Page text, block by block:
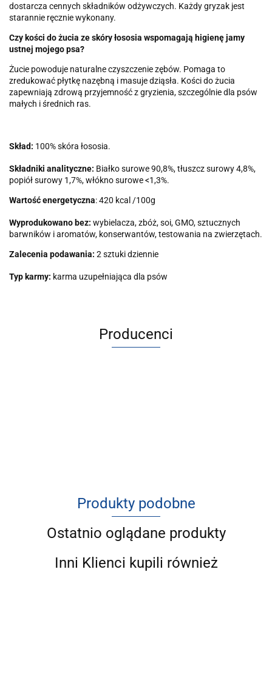
dostarcza cennych składników odżywczych. Każdy gryzak jest
starannie ręcznie wykonany.
Czy kości do żucia ze skóry łososia wspomagają higienę jamy
ustnej mojego psa?
Żucie powoduje naturalne czyszczenie zębów. Pomaga to
zredukować płytkę nazębną i masuje dziąsła. Kości do żucia
zapewniają zdrową przyjemność z gryzienia, szczególnie dla psów
małych i średnich ras.
Skład: 100% skóra łososia.
Składniki analityczne: Białko surowe 90,8%, tłuszcz surowy 4,8%,
popiół surowy 1,7%, włókno surowe <1,3%.
Wartość energetyczna: 420 kcal /100g
Wyprodukowano bez: wybielacza, zbóż, soi, GMO, sztucznych
barwników i aromatów, konserwantów, testowania na zwierzętach.
Zalecenia podawania: 2 sztuki dziennie
Typ karmy: karma uzupełniająca dla psów
Producenci
Produkty podobne
Ostatnio oglądane produkty
Inni Klienci kupili również